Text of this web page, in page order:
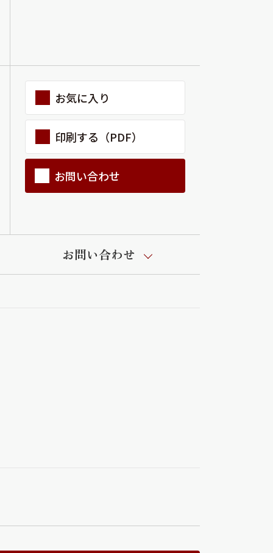
お気に入り
印刷する（PDF）
お問い合わせ
お問い合わせ